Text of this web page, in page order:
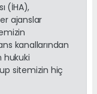
(İHA),
ajanslar
kanallarından
hukuki
sitemizin hiç